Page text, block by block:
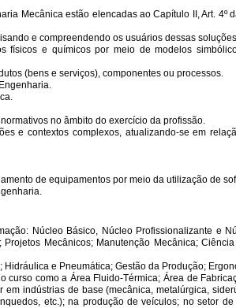
Mecânica estão elencadas ao Capítulo II, Art. 4º
e compreendendo os usuários dessas
físicos e químicos por meio de modelos
(bens e serviços), componentes ou processos.
no âmbito do exercício da profissão.
e contextos complexos, atualizando-se em
de equipamentos por meio da utilização de
Núcleo Básico, Núcleo Profissionalizante e
Mecânicos; Manutenção Mecânica;
e Pneumática; Gestão da Produção;
como a Área Fluido-Térmica; Área de
indústrias de base (mecânica, metalúrgica,
etc.); na produção de veículos; no setor